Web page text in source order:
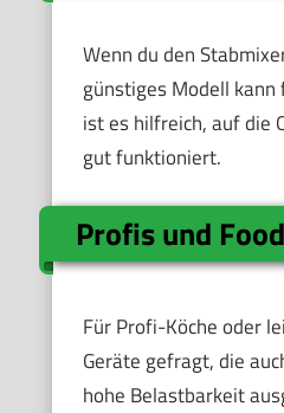
Wenn du den
günstiges Modell
ist es hilfreich, auf die
gut funktioniert.
Profis und
Für Profi-Köche oder
Geräte gefragt, die
hohe Belastbarkeit